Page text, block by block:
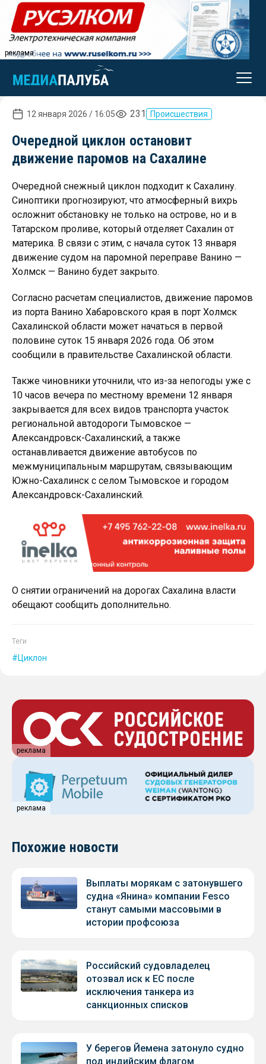
реклама
12 января 2026 / 16:05 231 Происшествия
Очередной циклон остановит
движение паромов на Сахалине
Очередной снежный циклон подходит к Сахалину.
Синоптики прогнозируют, что атмосферный вихрь
осложнит обстановку не только на острове, но и в
Татарском проливе, который отделяет Сахалин от
материка. В связи с этим, с начала суток 13 января
движение судом на паромной переправе Ванино —
Холмск — Ванино будет закрыто.
Согласно расчетам специалистов, движение паромов
из порта Ванино Хабаровского края в порт Холмск
Сахалинской области может начаться в первой
половине суток 15 января 2026 года. Об этом
сообщили в правительстве Сахалинской области.
Также чиновники уточнили, что из-за непогоды уже с
10 часов вечера по местному времени 12 января
закрывается для всех видов транспорта участок
региональной автодороги Тымовское —
Александровск-Сахалинский, а также
останавливается движение автобусов по
межмуниципальным маршрутам, связывающим
Южно-Сахалинск с селом Тымовское и городом
Александровск-Сахалинский.
О снятии ограничений на дорогах Сахалина власти
обещают сообщить дополнительно.
Теги
Циклон
реклама
реклама
Похожие новости
Выплаты морякам с затонувшего
судна «Янина» компании Fesco
станут самыми массовыми в
истории профсоюза
Российский судовладелец
отозвал иск к ЕС после
исключения танкера из
санкционных списков
У берегов Йемена затонуло судно
под индийским флагом